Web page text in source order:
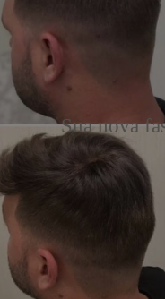
Sua nova